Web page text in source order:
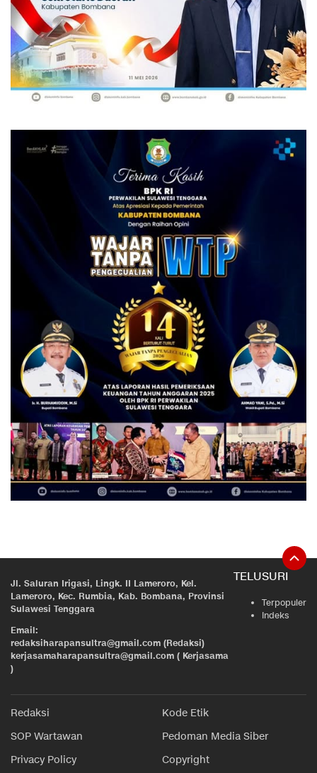
Jl. Saluran Irigasi, Lingk. II Lameroro, Kel.
Lameroro, Kec. Rumbia, Kab. Bombana, Provinsi
Sulawesi Tenggara
Email:
redaksiharapansultra@gmail.com (Redaksi)
kerjasamaharapansultra@gmail.com ( Kerjasama
)
TELUSURI
Terpopuler
Indeks
Redaksi
Kode Etik
SOP Wartawan
Pedoman Media Siber
Privacy Policy
Copyright